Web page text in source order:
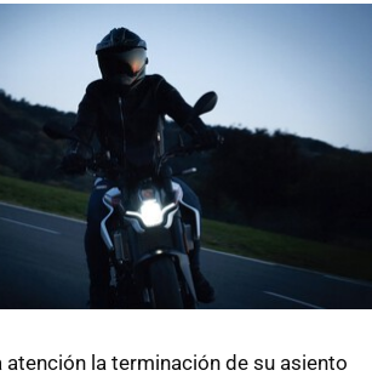
atención la terminación de su asiento